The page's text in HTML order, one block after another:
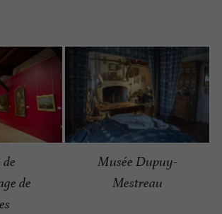
de
Musée Dupuy-
Mestreau